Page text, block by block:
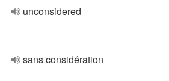
unconsidered
sans considération